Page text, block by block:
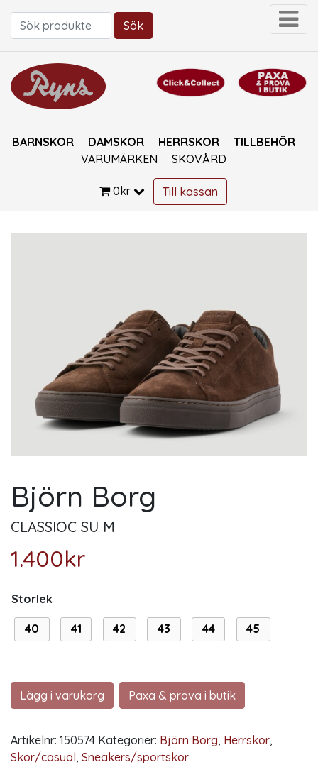
Sök efter:
Sök
BARNSKOR DAMSKOR HERRSKOR
TILLBEHÖR
VARUMÄRKEN
SKOVÅRD
0kr Till kassan
Björn Borg
CLASSIOC SU M
1.400kr
Storlek
40 41 42 43 44 45
Lägg i varukorg Paxa & prova i butik
Artikelnr: 150574 Kategorier: Björn Borg, Herrskor,
Skor/casual, Sneakers/sportskor